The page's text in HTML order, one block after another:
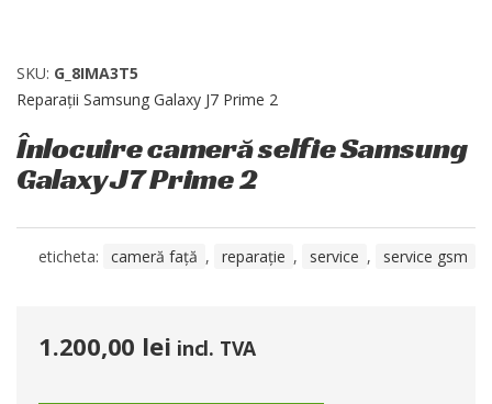
SKU: G_8IMA3T5
Reparații Samsung Galaxy J7 Prime 2
Înlocuire cameră selfie Samsung
Galaxy J7 Prime 2
eticheta: cameră față , reparație , service , service gsm
1.200,00 lei incl. TVA